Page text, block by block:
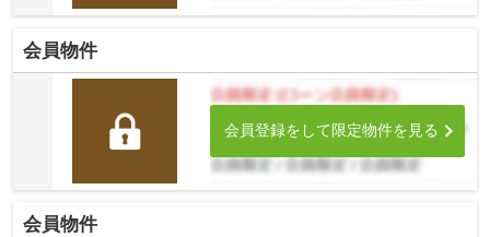
会員物件
会員登録をして限定物件を見る
会員物件